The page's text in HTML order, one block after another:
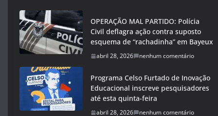
OPERAÇÃO MAL PARTIDO: Polícia
Civil deflagra ação contra suposto
esquema de “rachadinha” em Bayeux
abril 28, 2026 nenhum comentário
Programa Celso Furtado de Inovação
Educacional inscreve pesquisadores
até esta quinta-feira
abril 28, 2026 nenhum comentário